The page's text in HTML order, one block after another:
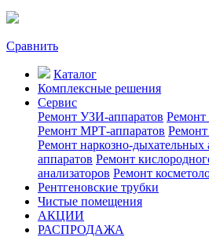
Сравнить
Каталог
Комплексные решения
Сервис
Ремонт УЗИ-аппаратов Ремонт
Ремонт МРТ-аппаратов Ремонт
Ремонт наркозно-дыхательных
аппаратов Ремонт
анализаторов Ремонт
Рентгеновские трубки
Чистые помещения
АКЦИИ
РАСПРОДАЖА